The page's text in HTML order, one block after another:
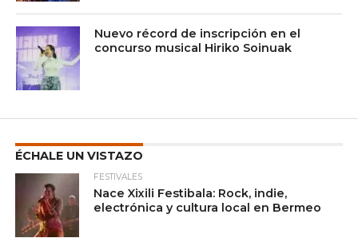
Nuevo récord de inscripción en el
concurso musical Hiriko Soinuak
ÉCHALE UN VISTAZO
FESTIVALES
Nace Xixili Festibala: Rock, indie,
electrónica y cultura local en Bermeo